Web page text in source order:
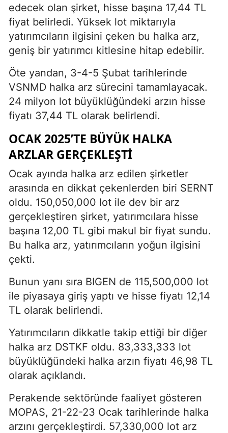
edecek olan şirket, hisse başına 17,44 TL
fiyat belirledi. Yüksek lot miktarıyla
yatırımcıların ilgisini çeken bu halka arz,
geniş bir yatırımcı kitlesine hitap edebilir.
Öte yandan, 3-4-5 Şubat tarihlerinde
VSNMD halka arz sürecini tamamlayacak.
24 milyon lot büyüklüğündeki arzın hisse
fiyatı 37,44 TL olarak belirlendi.
OCAK 2025’TE BÜYÜK HALKA
ARZLAR GERÇEKLEŞTI
Ocak ayında halka arz edilen şirketler
arasında en dikkat çekenlerden biri SERNT
oldu. 150,050,000 lot ile dev bir arz
gerçekleştiren şirket, yatırımcılara hisse
başına 12,00 TL gibi makul bir fiyat sundu.
Bu halka arz, yatırımcıların yoğun ilgisini
çekti.
Bunun yanı sıra BIGEN de 115,500,000 lot
ile piyasaya giriş yaptı ve hisse fiyatı 12,14
TL olarak belirlendi.
Yatırımcıların dikkatle takip ettiği bir diğer
halka arz DSTKF oldu. 83,333,333 lot
büyüklüğündeki halka arzın fiyatı 46,98 TL
olarak açıklandı.
Perakende sektöründe faaliyet gösteren
MOPAS, 21-22-23 Ocak tarihlerinde halka
arzını gerçekleştirdi. 57,330,000 lot arz